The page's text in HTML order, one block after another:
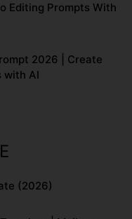
Editing Prompts With
2026 | Create
with AI
(2026)